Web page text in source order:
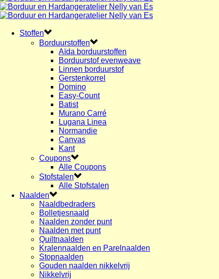
Stoffen
Borduurstoffen
Aïda borduurstoffen
Borduurstof evenweave
Linnen borduurstof
Gerstenkorrel
Domino
Easy-Count
Batist
Murano Carré
Lugana Linea
Normandie
Canvas
Kant
Coupons
Alle Coupons
Stofstalen
Alle Stofstalen
Naalden
Naaldbedraders
Bolletjesnaald
Naalden zonder punt
Naalden met punt
Quiltnaalden
Kralennaalden en Parelnaalden
Stopnaalden
Gouden naalden nikkelvrij
Nikkelvrij